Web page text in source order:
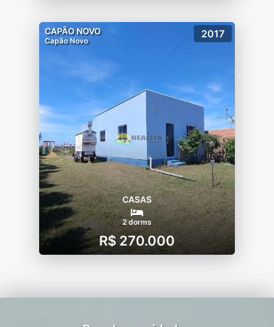
CAPÃO NOVO
Capão Novo
2017
CASAS
2 dorms
R$ 270.000